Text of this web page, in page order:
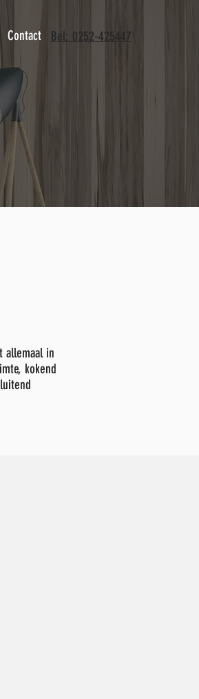
Bel: 0252-425447
Contact
allemaal in
kokend